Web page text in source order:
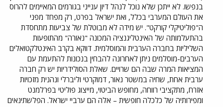
בנפשו. לא ייתכן שלא נוכל לנהל דיון ענייני בגורמים המאיימים להרוס
את העולם המערבי בכלל, ואת ישראל בפרט, רק מפחד מפני
ה"פוליטיקלי קורקט". יש מידה לא מבוטלת של צביעות מתחסדת
בהתעלמותה של האינטליגנציה המכונה "נאורה" מהתופעות
השליליות בחברה הערבית והמוסלמית. דווקא בקרב האינטלקטואלים
הערבים-מוסלמים ניתן לאחרונה להבחין בנכונות להתעמת עם
המציאות המרה שבה הם שרויים. שאלת הסולידריות יש רק חברה
ערבית אחת, שחיה במשטר נאור, דמוקרטי וליברלי ונהנית מזכויות
אזרח, מתקציבי רווחה, מחופש הביטוי, מייצוג פוליטי בפרלמנט
ומפירותיה של כלכלה חופשית – אלה הם ערביי ישראל. הפלשתינאים